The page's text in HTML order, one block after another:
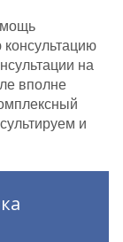
на
вполне
и